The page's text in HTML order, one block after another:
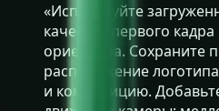
«Используйте
качестве первого
ориентира. Сохраните
расположение
и композицию.